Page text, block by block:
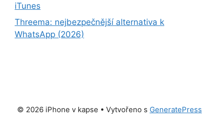
iTunes
Threema: nejbezpečnější alternativa k
WhatsApp (2026)
© 2026 iPhone v kapse • Vytvořeno s GeneratePress